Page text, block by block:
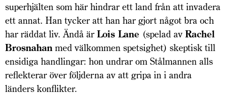
superhjälten som här hindrar ett land från att invadera
ett annat. Han tycker att han har gjort något bra och
har räddat liv. Ändå är Lois Lane (spelad av Rachel
Brosnahan med välkommen spetsighet) skeptisk till
ensidiga handlingar: hon undrar om Stålmannen alls
reflekterar över följderna av att gripa in i andra
länders konflikter.